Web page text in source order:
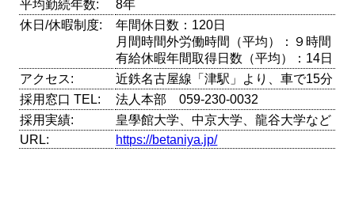
平均勤続年数:
8年
休日/休暇制度:
年間休日数：120日
月間時間外労働時間（平均）：９時間
有給休暇年間取得日数（平均）：14日
アクセス:
近鉄名古屋線「津駅」より、車で15分
採用窓口 TEL:
法人本部 059-230-0032
採用実績:
皇學館大学、中京大学、龍谷大学など
URL:
https://betaniya.jp/